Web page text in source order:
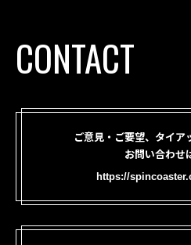
CONTACT
ご意見・ご要望、タイア
お問い合わせ
https://